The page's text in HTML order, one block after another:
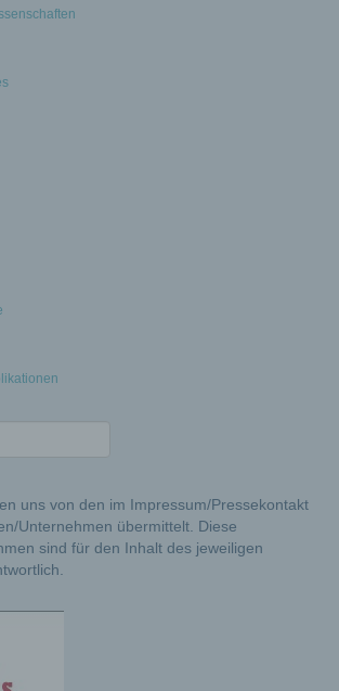
uns von den im Impressum/Pressekontakt
Unternehmen übermittelt. Diese
sind für den Inhalt des jeweiligen